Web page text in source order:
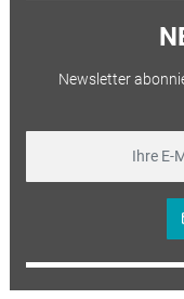
Newsletter